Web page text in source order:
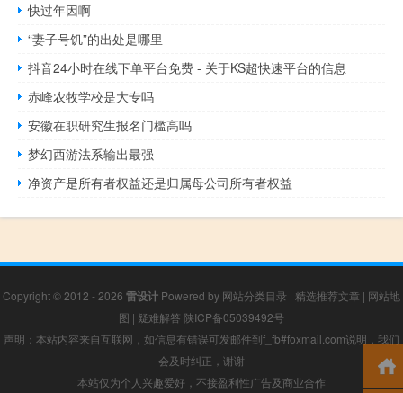
快过年因啊
“妻子号饥”的出处是哪里
抖音24小时在线下单平台免费 - 关于KS超快速平台的信息
赤峰农牧学校是大专吗
安徽在职研究生报名门槛高吗
梦幻西游法系输出最强
净资产是所有者权益还是归属母公司所有者权益
Copyright © 2012 - 2026 雷设计 Powered by 网站分类目录 | 精选推荐文章 | 网站地
图 | 疑难解答 陕ICP备05039492号
声明：本站内容来自互联网，如信息有错误可发邮件到f_fb#foxmail.com说明，我们
会及时纠正，谢谢
本站仅为个人兴趣爱好，不接盈利性广告及商业合作